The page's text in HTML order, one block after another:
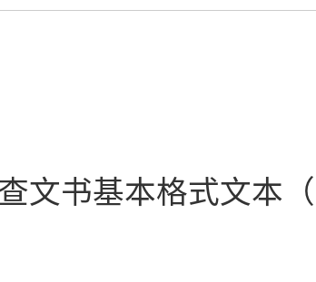
文书基本格式文本